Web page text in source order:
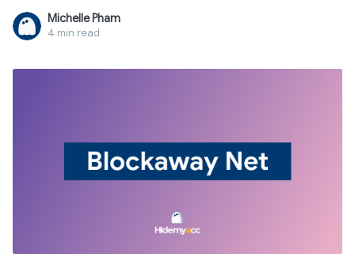
dịch vụ proxy nền web giúp truy cập nhiều website bị hạn chế
ngay trên trình duyệt mà không cần cài đặt phần mềm. Bài viết
này sẽ hướng dẫn cách dùng CroxyProxy trước để bạn có thể
Michelle Pham
4 min read